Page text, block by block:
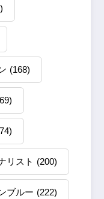
(168)
リスト (200)
ブルー (222)